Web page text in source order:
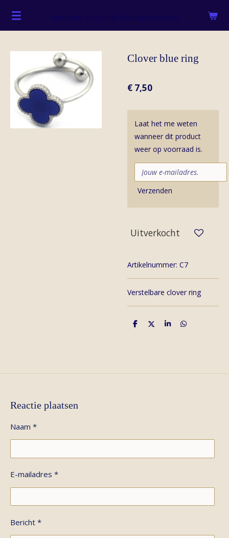
Ga
Clover blue ring
€ 7,50
Laat het me weten
wanneer dit product
weer op voorraad is.
Verzenden
Uitverkocht
Artikelnummer: C7
Verstelbare clover ring
D
D
S
D
Reactie plaatsen
Naam *
E-mailadres *
Bericht *